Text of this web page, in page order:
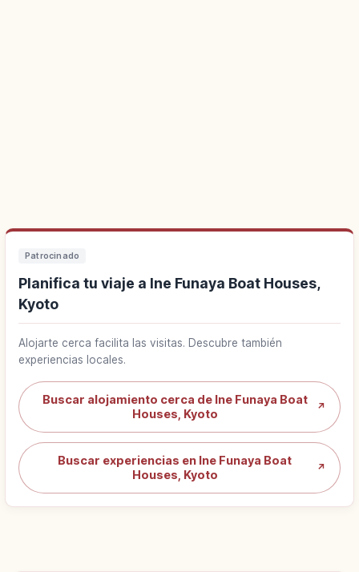
Patrocinado
Planifica tu viaje a Ine Funaya Boat Houses,
Kyoto
Alojarte cerca facilita las visitas. Descubre también
experiencias locales.
Buscar alojamiento cerca de Ine Funaya Boat
Houses, Kyoto
↗
Buscar experiencias en Ine Funaya Boat
Houses, Kyoto
↗